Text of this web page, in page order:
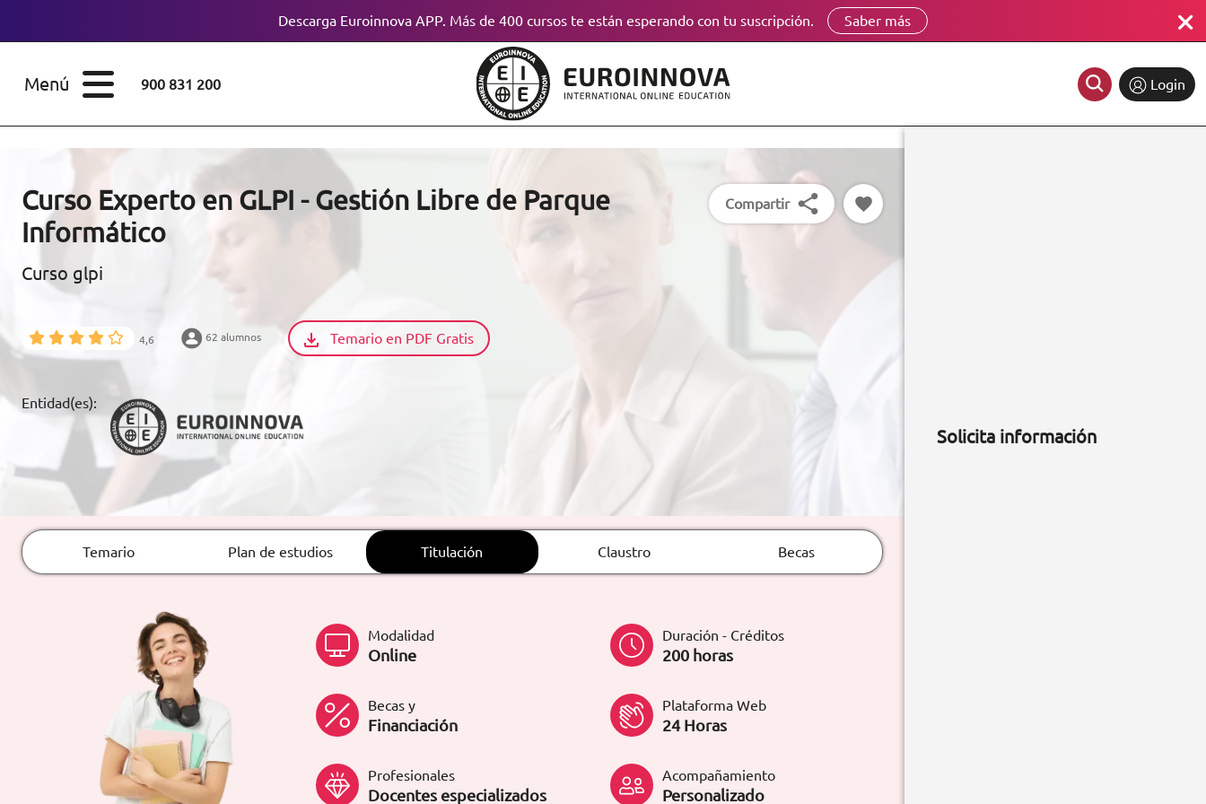
Descarga Euroinnova APP. Más de 400 cursos te están esperando con tu suscripción. Saber más
Menú 900 831 200 Login
ESTUDIOS
CONOCE EUROINNOVA
BECAS Y
FINANCIACIÓN
RECURSOS
ARTÍCULOS
ORIENTACIÓN
LABORAL
CONTACTO ES
formacion@euroinnova.com
TRABAJA CON NOSOTROS
ESTUDIOS
Licenciaturas
Doctorados
Certificados de
Profesionalidad
Curso Experto en GLPI - Gestión Libre de Parque
Informático
Curso glpi
4,6 62 alumnos Temario en PDF Gratis
Entidad(es):
Compartir
Temario Plan de estudios Titulación Claustro Becas
Modalidad
Online
Duración - Créditos
200 horas
Becas y
Financiación
Plataforma Web
24 Horas
Profesionales
Docentes especializados
Acompañamiento
Personalizado
Solicita información